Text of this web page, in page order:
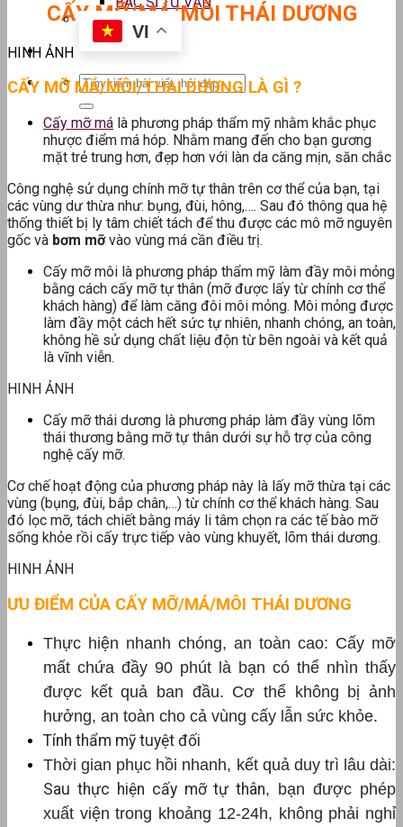
VI
CẤY MỠ/MÁ/MÔI THÁI DƯƠNG
HINH ẢNH
CẤY MỠ MÁ/MÔI/THAI DƯƠNG LÀ GÌ ?
Cấy mỡ má là phương pháp thẩm mỹ nhằm khắc phục
nhược điểm má hóp. Nhằm mang đến cho bạn gương
mặt trẻ trung hơn, đẹp hơn với làn da căng mịn, săn chắc
Công nghệ sử dụng chính mỡ tự thân trên cơ thể của bạn, tại
các vùng dư thừa như: bụng, đùi, hông,…. Sau đó thông qua hệ
thống thiết bị ly tâm chiết tách để thu được các mô mỡ nguyên
gốc và bơm mỡvào vùng má cần điều trị.
Cấy mỡ môi là phương pháp thẩm mỹ làm đầy môi mỏng
bằng cách cấy mỡ tự thân (mỡ được lấy từ chính cơ thể
khách hàng) để làm căng đôi môi mỏng. Môi mỏng được
làm đầy một cách hết sức tự nhiên, nhanh chóng, an toàn,
không hề sử dụng chất liệu độn từ bên ngoài và kết quả
là vĩnh viễn.
HINH ẢNH
Cấy mỡ thái dương là phương pháp làm đầy vùng lõm
thái thương bằng mỡ tự thân dưới sự hỗ trợ của công
nghệ cấy mỡ.
Cơ chế hoạt động của phương pháp này là lấy mỡ thừa tại các
vùng (bụng, đùi, bắp chân,…) từ chính cơ thể khách hàng. Sau
đó lọc mỡ, tách chiết bằng máy li tâm chọn ra các tế bào mỡ
sống khỏe rồi cấy trực tiếp vào vùng khuyết, lõm thái dương.
HINH ẢNH
ƯU ĐIỂM CỦA CẤY MỠ/MÁ/MÔI THÁI DƯƠNG
Thực hiện nhanh chóng, an toàn cao: Cấy mỡ
mất chứa đầy 90 phút là bạn có thể nhìn thấy
được kết quả ban đầu. Cơ thể không bị ảnh
hưởng, an toàn cho cả vùng cấy lẫn sức khỏe.
Tính thẩm mỹ tuyệt đối
Thời gian phục hồi nhanh, kết quả duy trì lâu dài:
Sau thực hiện cấy mỡ tự thân, bạn được phép
xuất viện trong khoảng 12-24h, không phải nghỉ